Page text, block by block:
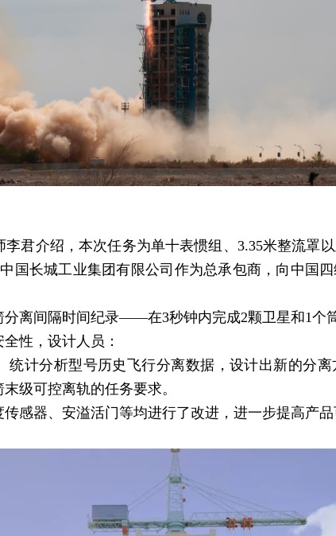
介绍，本次任务为单十表惯组、3.35米整流罩
国长城工业集团有限公司作为总承包商，向中国
间隔时间纪录——在3秒钟内完成2颗卫星和1个筒
性，设计人员：
计分析型号历史飞行分离数据，设计出新的分
级可控离轨的任务要求。
器、安溢活门等均进行了改进，进一步提高产品